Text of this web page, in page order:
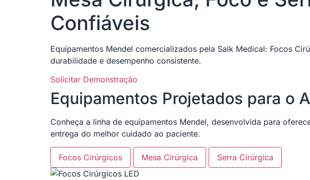
Confiáveis
Equipamentos Mendel comercializados pela Salk Medical: Focos
durabilidade e desempenho consistente.
Solicitar Demonstração
Equipamentos Projetados para o
Conheça a linha de equipamentos Mendel, desenvolvida para
entrega do melhor cuidado ao paciente.
Focos Cirúrgicos Mesa Cirúrgica Serra Cirúrgica